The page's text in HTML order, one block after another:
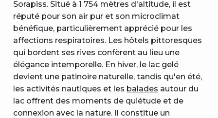
Sorapiss. Situé à 1 754 mètres d'altitude, il est
réputé pour son air pur et son microclimat
bénéfique, particulièrement apprécié pour les
affections respiratoires. Les hôtels pittoresques
qui bordent ses rives confèrent au lieu une
élégance intemporelle. En hiver, le lac gelé
devient une patinoire naturelle, tandis qu'en été,
les activités nautiques et les balades autour du
lac offrent des moments de quiétude et de
connexion avec la nature. Il constitue un